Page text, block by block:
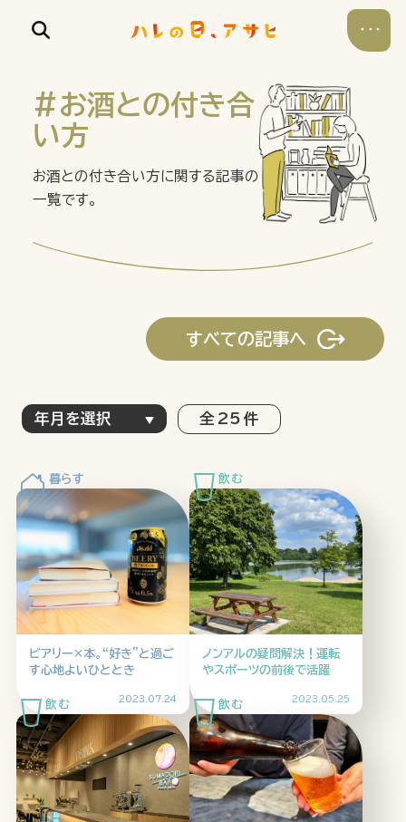
考える
特集記事 アサヒの人 歴史
夏のビール特集2025 ビール
お酒との付き合い方 ウイスキー
大阪・関西万博 浅草特集2025
おでかけ 池波正太郎 浅草 レシピ
みんなで乾杯 アサヒのひと図鑑
特別なおやつ時間 ノンアル
スマホ写真
#お酒との付き合
い方
お酒との付き合い方に関する記事の
一覧です。
全 25 件
すべての記事へ
ビアリー×本。“好き”と過ご
す心地よいひととき
2023.07.24
ノンアルの疑問解決！運転
やスポーツの前後で活躍
2023.05.25